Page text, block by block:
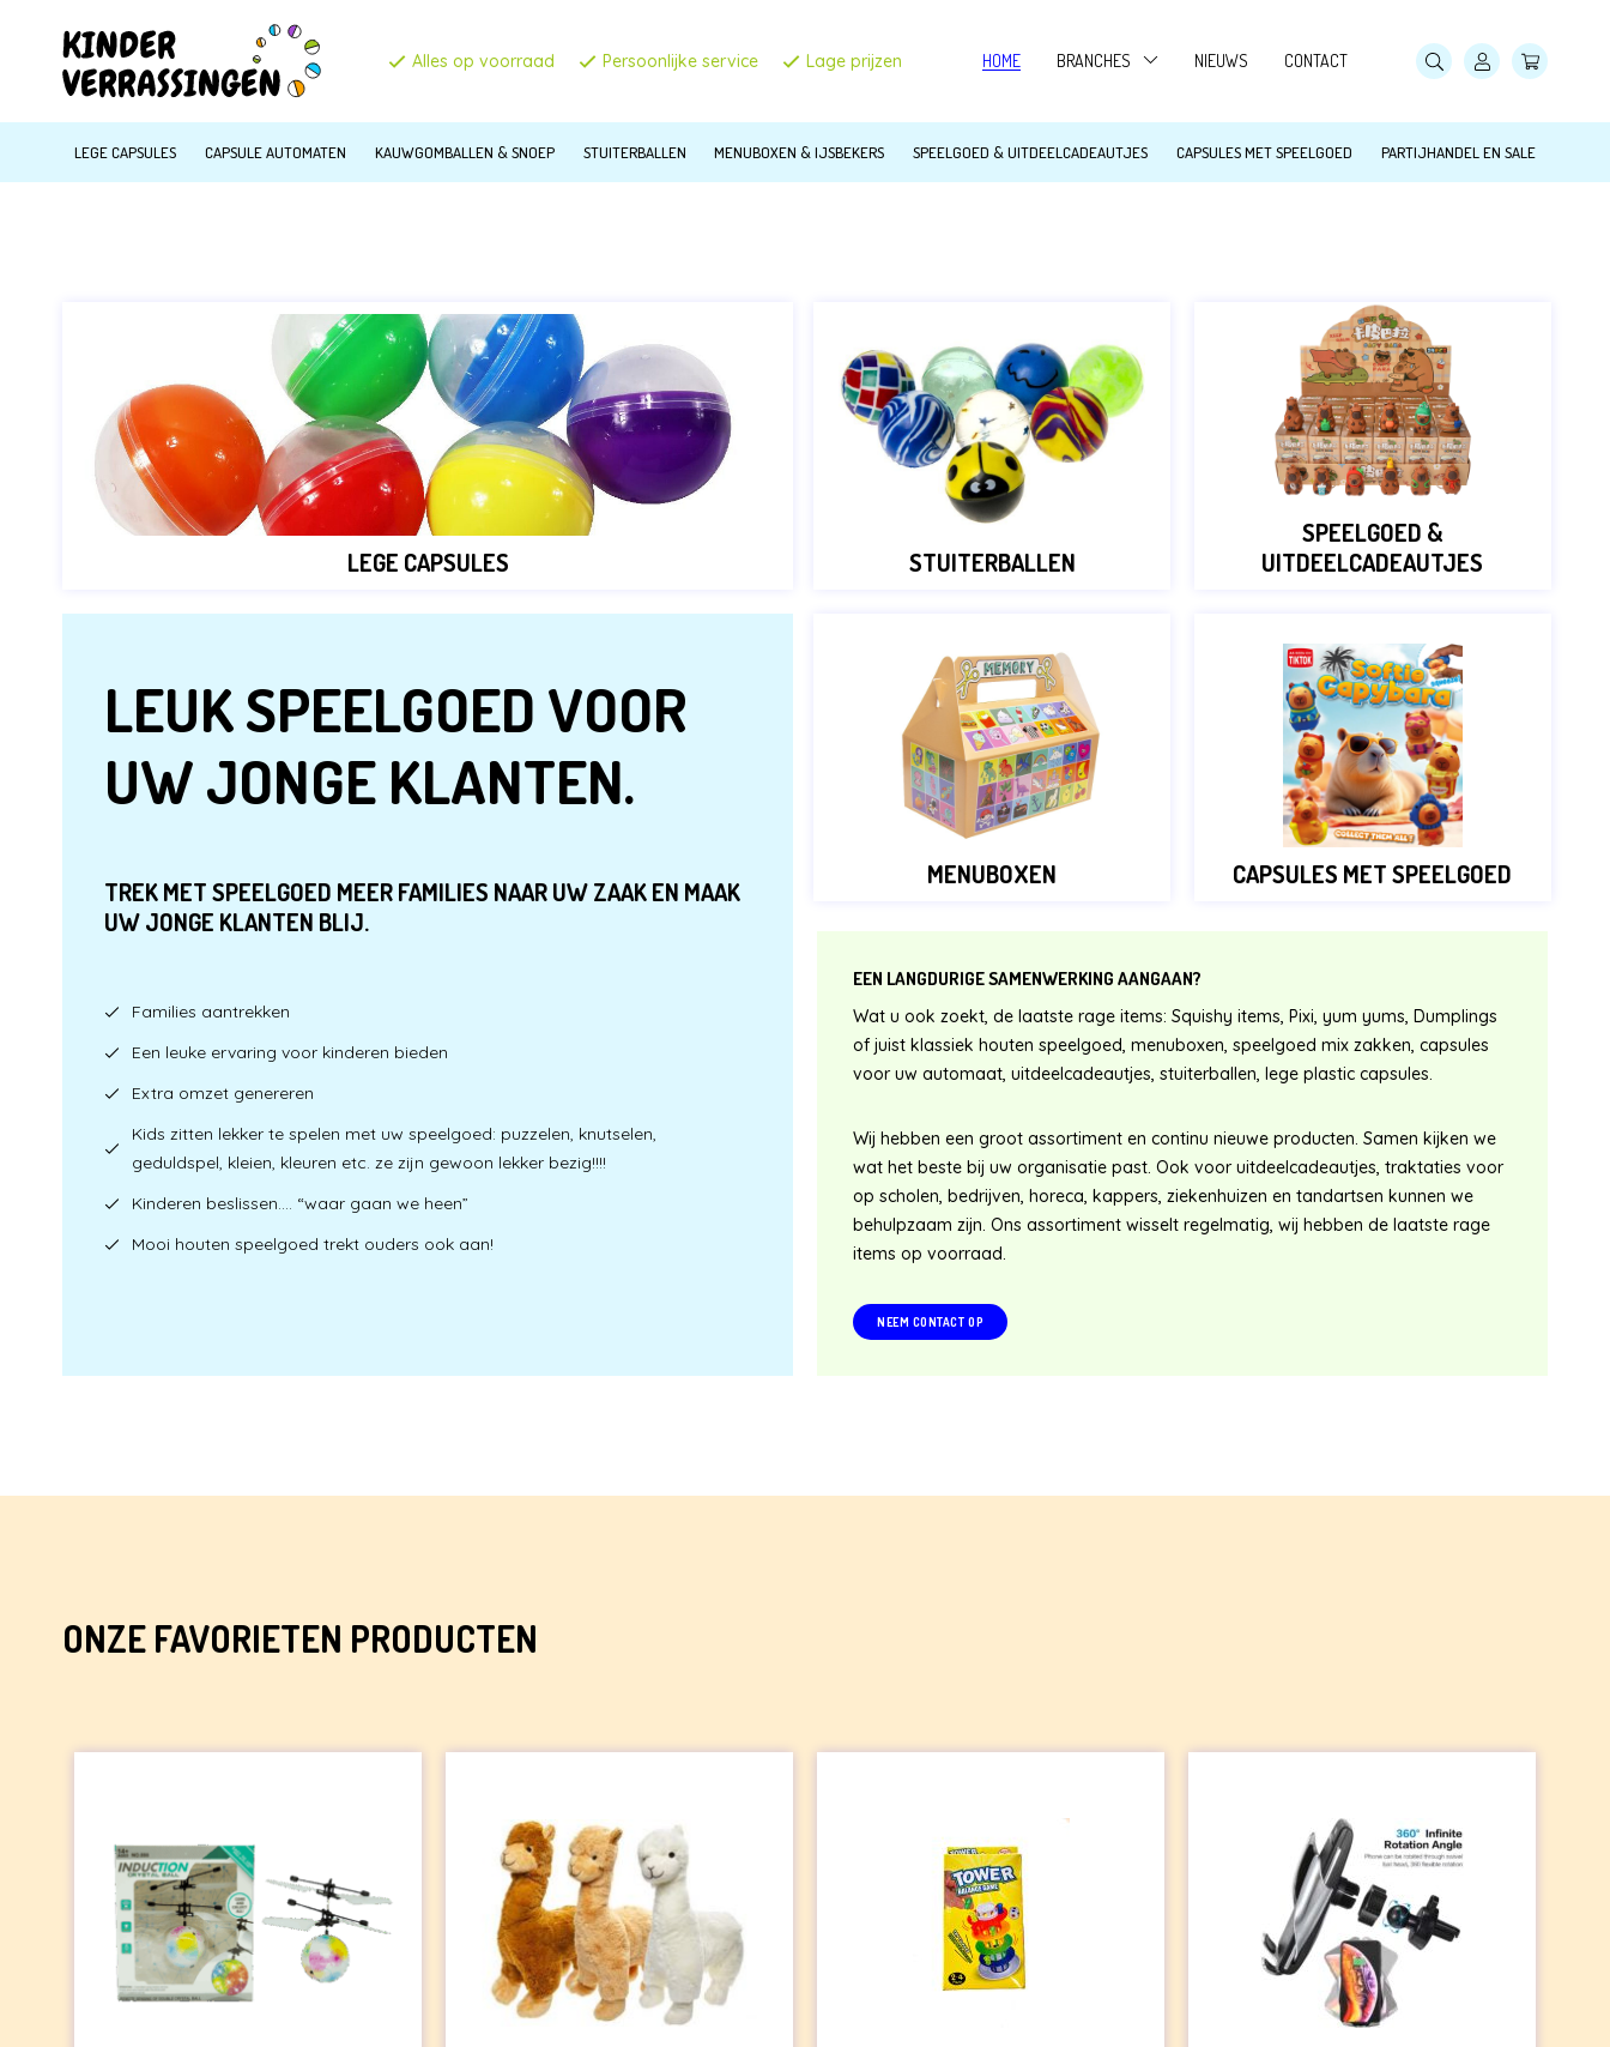
Alles op voorraad Persoonlijke service Lage prijzen HOME BRANCHES
CAMPINGS
TANDARTSEN
INDOORSPEELTUINEN, SKIPARADIJS
HORECA
NIEUWS CONTACT
LEGE CAPSULES CAPSULE AUTOMATEN KAUWGOMBALLEN & SNOEP STUITERBALLEN MENUBOXEN & IJSBEKERS SPEELGOED & UITDEELCADEAUTJES CAPSULES MET SPEELGOED PARTIJHANDEL EN SALE
LEGE CAPSULES
LEUK SPEELGOED VOOR
UW JONGE KLANTEN.
TREK MET SPEELGOED MEER FAMILIES NAAR UW ZAAK EN MAAK
UW JONGE KLANTEN BLIJ.
Families aantrekken
Een leuke ervaring voor kinderen bieden
Extra omzet genereren
Kids zitten lekker te spelen met uw speelgoed: puzzelen, knutselen,
geduldspel, kleien, kleuren etc. ze zijn gewoon lekker bezig!!!!
Kinderen beslissen…. “waar gaan we heen”
Mooi houten speelgoed trekt ouders ook aan!
STUITERBALLEN
SPEELGOED &
UITDEELCADEAUTJES
MENUBOXEN CAPSULES MET SPEELGOED
EEN LANGDURIGE SAMENWERKING AANGAAN?
Wat u ook zoekt, de laatste rage items: Squishy items, Pixi, yum yums, Dumplings
of juist klassiek houten speelgoed, menuboxen, speelgoed mix zakken, capsules
voor uw automaat, uitdeelcadeautjes, stuiterballen, lege plastic capsules.
Wij hebben een groot assortiment en continu nieuwe producten. Samen kijken we
wat het beste bij uw organisatie past. Ook voor uitdeelcadeautjes, traktaties voor
op scholen, bedrijven, horeca, kappers, ziekenhuizen en tandartsen kunnen we
behulpzaam zijn. Ons assortiment wisselt regelmatig, wij hebben de laatste rage
items op voorraad.
NEEM CONTACT OP
ONZE FAVORIETEN PRODUCTEN